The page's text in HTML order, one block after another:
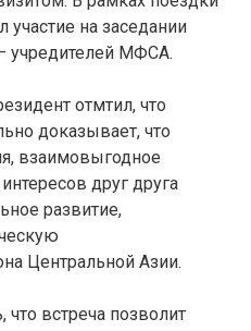
участие на заседании
учредителей МФСА.
отмтил, что
доказывает, что
взаимовыгодное
друг друга
развитие,
Центральной Азии.
встреча позволит